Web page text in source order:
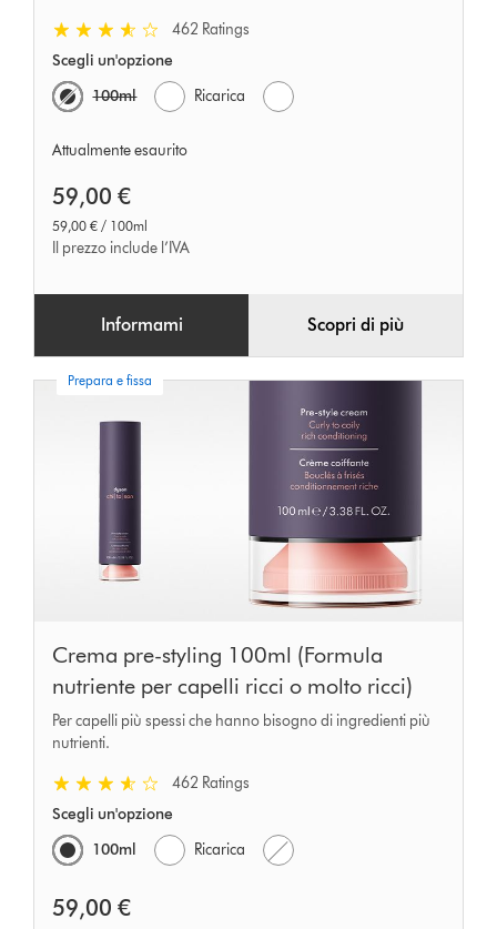
462 Ratings
Scegli un'opzione
100ml
Ricarica
Attualmente esaurito
59,00 €
59,00 € / 100ml
Il prezzo include l’IVA
Informami Scopri di più
Prepara e fissa
Crema pre-styling 100ml (Formula
nutriente per capelli ricci o molto ricci)
Per capelli più spessi che hanno bisogno di ingredienti più
nutrienti.
462 Ratings
Scegli un'opzione
100ml
Ricarica
59,00 €